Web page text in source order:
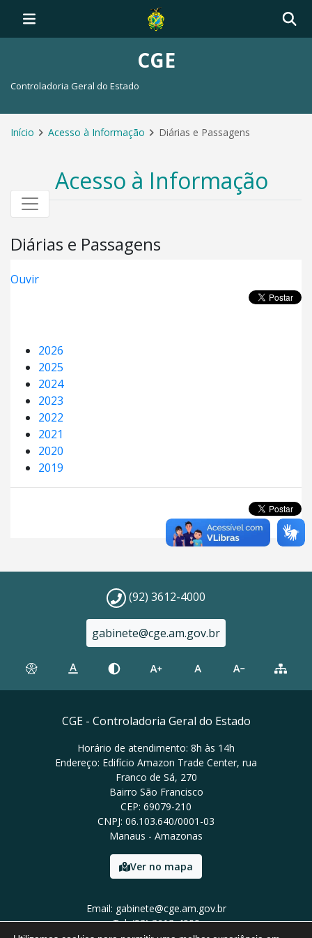
CGE
Controladoria Geral do Estado
Início Acesso à Informação Diárias e Passagens
Acesso à Informação
Diárias e Passagens
Ouvir
2026
2025
2024
2023
2022
2021
2020
2019
(92) 3612-4000
gabinete@cge.am.gov.br
CGE - Controladoria Geral do Estado
Horário de atendimento: 8h às 14h
Endereço: Edifício Amazon Trade Center, rua
Franco de Sá, 270
Bairro São Francisco
CEP: 69079-210
CNPJ: 06.103.640/0001-03
Manaus - Amazonas
Ver no mapa
Email: gabinete@cge.am.gov.br
Tel: (92) 3612-4000